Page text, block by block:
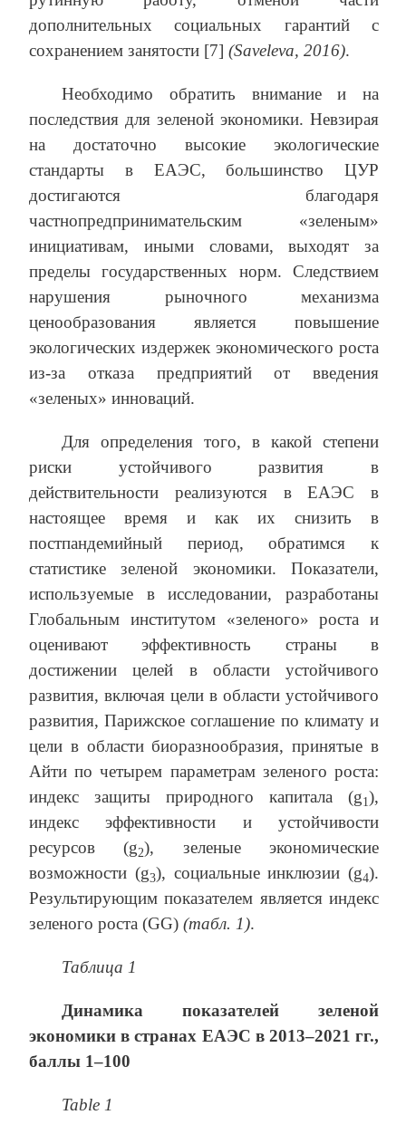
дополнительных социальных гарантий с
сохранением занятости [7] (Saveleva, 2016).
Необходимо обратить внимание и на
последствия для зеленой экономики. Невзирая
на достаточно высокие экологические
стандарты в ЕАЭС, большинство ЦУР
достигаются благодаря
частнопредпринимательским «зеленым»
инициативам, иными словами, выходят за
пределы государственных норм. Следствием
нарушения рыночного механизма
ценообразования является повышение
экологических издержек экономического роста
из-за отказа предприятий от введения
«зеленых» инноваций.
Для определения того, в какой степени
риски устойчивого развития в
действительности реализуются в ЕАЭС в
настоящее время и как их снизить в
постпандемийный период, обратимся к
статистике зеленой экономики. Показатели,
используемые в исследовании, разработаны
Глобальным институтом «зеленого» роста и
оценивают эффективность страны в
достижении целей в области устойчивого
развития, включая цели в области устойчивого
развития, Парижское соглашение по климату и
цели в области биоразнообразия, принятые в
Айти по четырем параметрам зеленого роста:
индекс защиты природного капитала (g1),
индекс эффективности и устойчивости
ресурсов (g2), зеленые экономические
возможности (g3), социальные инклюзии (g4).
Результирующим показателем является индекс
зеленого роста (GG) (табл. 1).
Таблица 1
Динамика показателей зеленой
экономики в странах ЕАЭС в 2013–2021 гг.,
баллы 1–100
Table 1